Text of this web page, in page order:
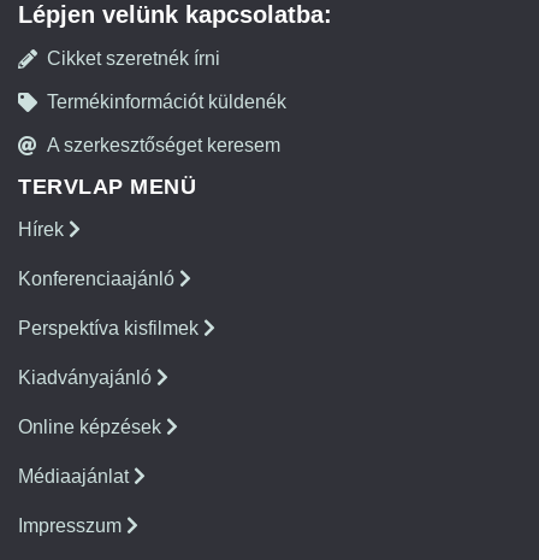
Lépjen velünk kapcsolatba:
Cikket szeretnék írni
Termékinformációt küldenék
A szerkesztőséget keresem
TERVLAP MENÜ
Hírek
Konferenciaajánló
Perspektíva kisfilmek
Kiadványajánló
Online képzések
Médiaajánlat
Impresszum